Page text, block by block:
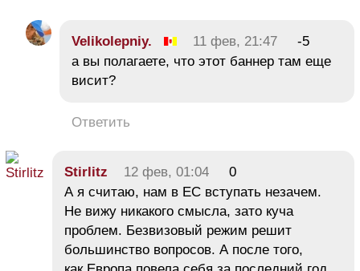
Velikolepniy. 11 фев, 21:47
-5
а вы полагаете, что этот баннер там еще
висит?
Ответить
Stirlitz 12 фев, 01:04
0
А я считаю, нам в ЕС вступать незачем.
Не вижу никакого смысла, зато куча
проблем. Безвизовый режим решит
большинство вопросов. А после того,